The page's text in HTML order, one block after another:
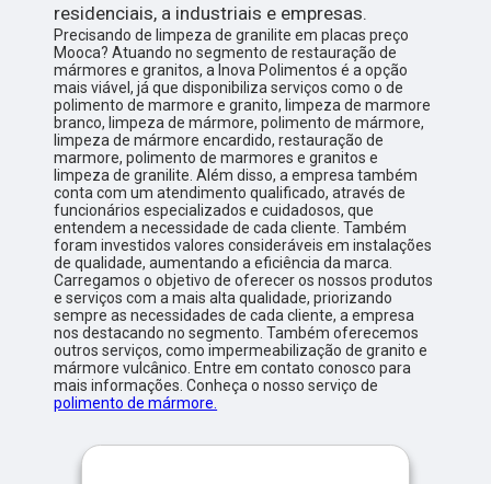
residenciais, a industriais e empresas.
Precisando de limpeza de granilite em placas preço
Mooca? Atuando no segmento de restauração de
mármores e granitos, a Inova Polimentos é a opção
mais viável, já que disponibiliza serviços como o de
polimento de marmore e granito, limpeza de marmore
branco, limpeza de mármore, polimento de mármore,
limpeza de mármore encardido, restauração de
marmore, polimento de marmores e granitos e
limpeza de granilite. Além disso, a empresa também
conta com um atendimento qualificado, através de
funcionários especializados e cuidadosos, que
entendem a necessidade de cada cliente. Também
foram investidos valores consideráveis em instalações
de qualidade, aumentando a eficiência da marca.
Carregamos o objetivo de oferecer os nossos produtos
e serviços com a mais alta qualidade, priorizando
sempre as necessidades de cada cliente, a empresa
nos destacando no segmento. Também oferecemos
outros serviços, como impermeabilização de granito e
mármore vulcânico. Entre em contato conosco para
mais informações. Conheça o nosso serviço de
polimento de mármore.